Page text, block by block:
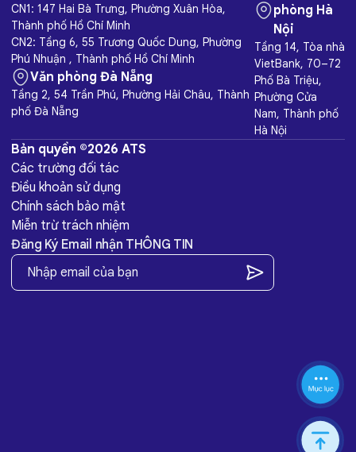
CN1: 147 Hai Bà Trưng, Phường Xuân Hòa,
Thành phố Hồ Chí Minh
CN2: Tầng 6, 55 Trương Quốc Dung, Phường
Phú Nhuận , Thành phố Hồ Chí Minh
Văn phòng Đà Nẵng
Tầng 2, 54 Trần Phú, Phường Hải Châu, Thành
phố Đà Nẵng
phòng Hà
Nội
Tầng 14, Tòa nhà
VietBank, 70–72
Phố Bà Triệu,
Phường Cửa
Nam, Thành phố
Hà Nội
Bản quyền ©2026 ATS
Các trường đối tác
Điều khoản sử dụng
Chính sách bảo mật
Miễn trừ trách nhiệm
Đăng Ký Email nhận THÔNG TIN